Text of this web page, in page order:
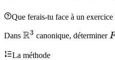
Que ferais-tu face à un exercice
Dans \mathbb{R}^3
R3 canonique, déterminerF
La méthode